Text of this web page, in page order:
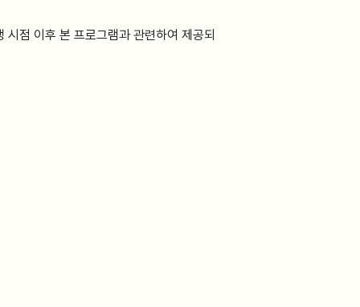
점 이후 본 프로그램과 관련하여 제공되